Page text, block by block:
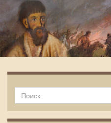
Емельян Пугачев